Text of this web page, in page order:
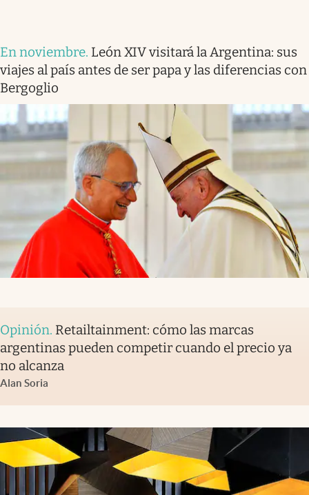
En noviembre. León XIV visitará la Argentina: sus
viajes al país antes de ser papa y las diferencias con
Bergoglio
Opinión. Retailtainment: cómo las marcas
argentinas pueden competir cuando el precio ya
no alcanza
Alan Soria